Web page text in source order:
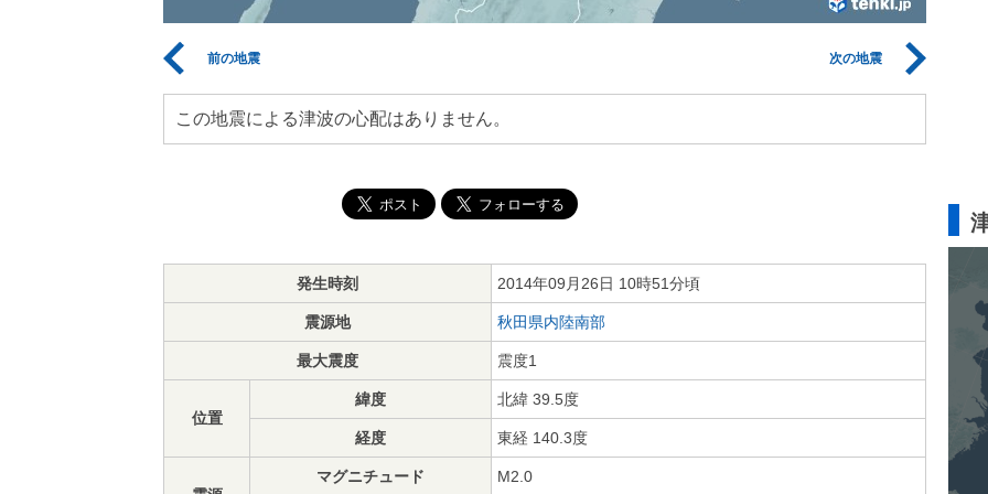
前の地震 次の地震
この地震による津波の心配はありません。
発生時刻 2014年09月26日 10時51分頃
震源地 秋田県内陸南部
最大震度 震度1
位置
緯度 北緯 39.5度
経度 東経 140.3度
マグニチュード M2.0